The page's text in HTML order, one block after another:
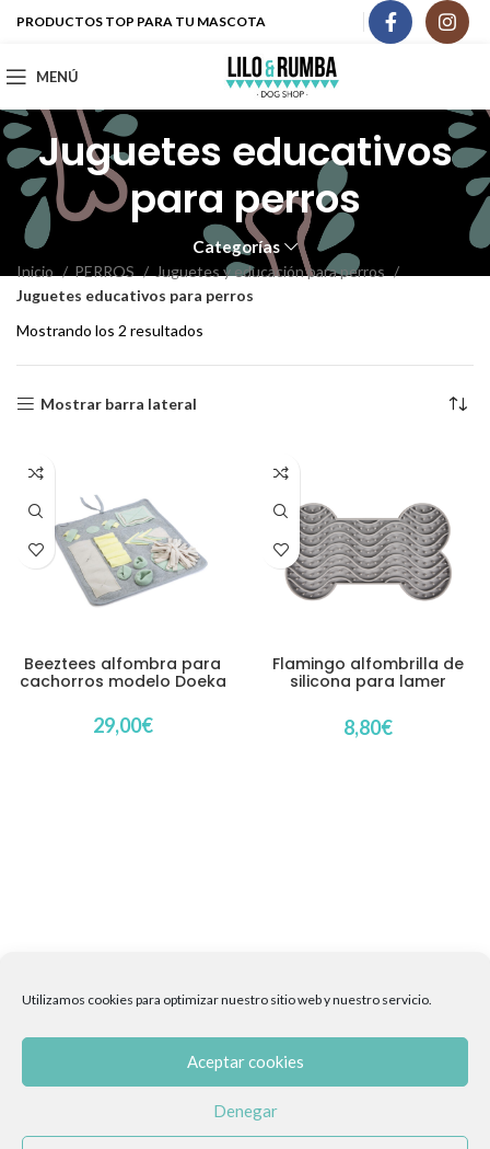
Utilizamos cookies para optimizar nuestro sitio web y nuestro servicio.
Aceptar cookies
Denegar
PRODUCTOS TOP PARA TU MASCOTA
MENÚ
Juguetes educativos
para perros
Categorías
Inicio PERROS
Juguetes y educación para perros
Juguetes educativos para perros
Mostrando los 2 resultados
Mostrar barra lateral
Beeztees alfombra para
cachorros modelo Doeka
29,00€
Flamingo alfombrilla de
silicona para lamer
8,80€